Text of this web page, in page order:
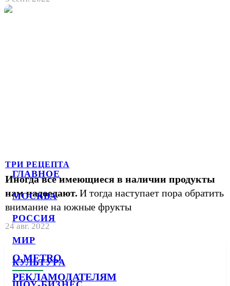
ГЛАВНОЕ
МОСКВА
РОССИЯ
МИР
КУЛЬТУРА
ТРИ РЕЦЕПТА
Иногда все имеющиеся в наличии продукты
нам надоедают. И тогда наступает пора обратить
внимание на южные фрукты
24 авг. 2022
О METRO
РЕКЛАМОДАТЕЛЯМ